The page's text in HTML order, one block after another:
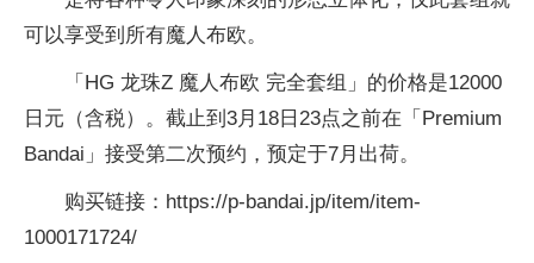
可以享受到所有魔人布欧。
「HG 龙珠Z 魔人布欧 完全套组」的价格是12000
日元（含税）。截止到3月18日23点之前在「Premium
Bandai」接受第二次预约，预定于7月出荷。
购买链接：https://p-bandai.jp/item/item-
1000171724/